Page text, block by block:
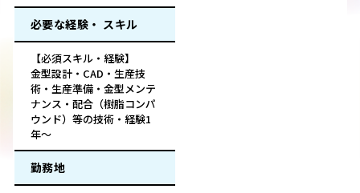
必要な経験・ スキル
【必須スキル・経験】
金型設計・CAD・生産技
術・生産準備・金型メンテ
ナンス・配合（樹脂コンパ
ウンド）等の技術・経験1
年～
勤務地